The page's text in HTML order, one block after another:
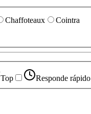
Chaffoteaux Cointra
Top Responde rápido